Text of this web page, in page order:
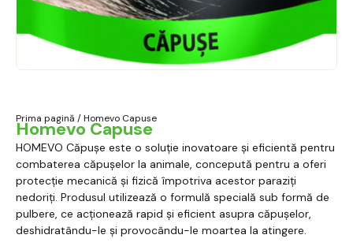
Prima pagină / Homevo Capuse
Homevo Capuse
HOMEVO Căpușe este o soluție inovatoare și eficientă pentru
combaterea căpușelor la animale, concepută pentru a oferi
protecție mecanică și fizică împotriva acestor paraziți
nedoriți. Produsul utilizează o formulă specială sub formă de
pulbere, ce acționează rapid și eficient asupra căpușelor,
deshidratându-le și provocându-le moartea la atingere.